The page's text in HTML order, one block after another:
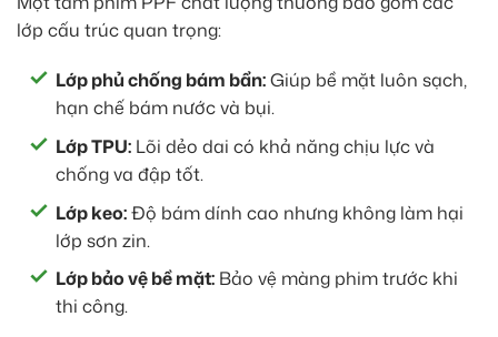
lớp cấu trúc quan trọng:
Lớp phủ chống bám bẩn:Giúp bề mặt luôn sạch,
hạn chế bám nước và bụi.
Lớp TPU: Lõi dẻo dai có khả năng chịu lực và
chống va đập tốt.
Lớp keo:Độ bám dính cao nhưng không làm hại
lớp sơn zin.
Lớp bảo vệ bề mặt: Bảo vệ màng phim trước khi
thi công.